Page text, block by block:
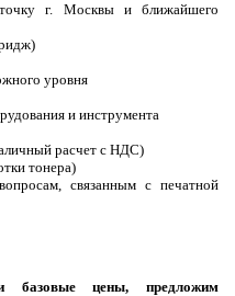
г. Москвы и ближайшего
уровня
и инструмента
расчет с НДС)
тонера)
связанным с печатной
цены, предложим